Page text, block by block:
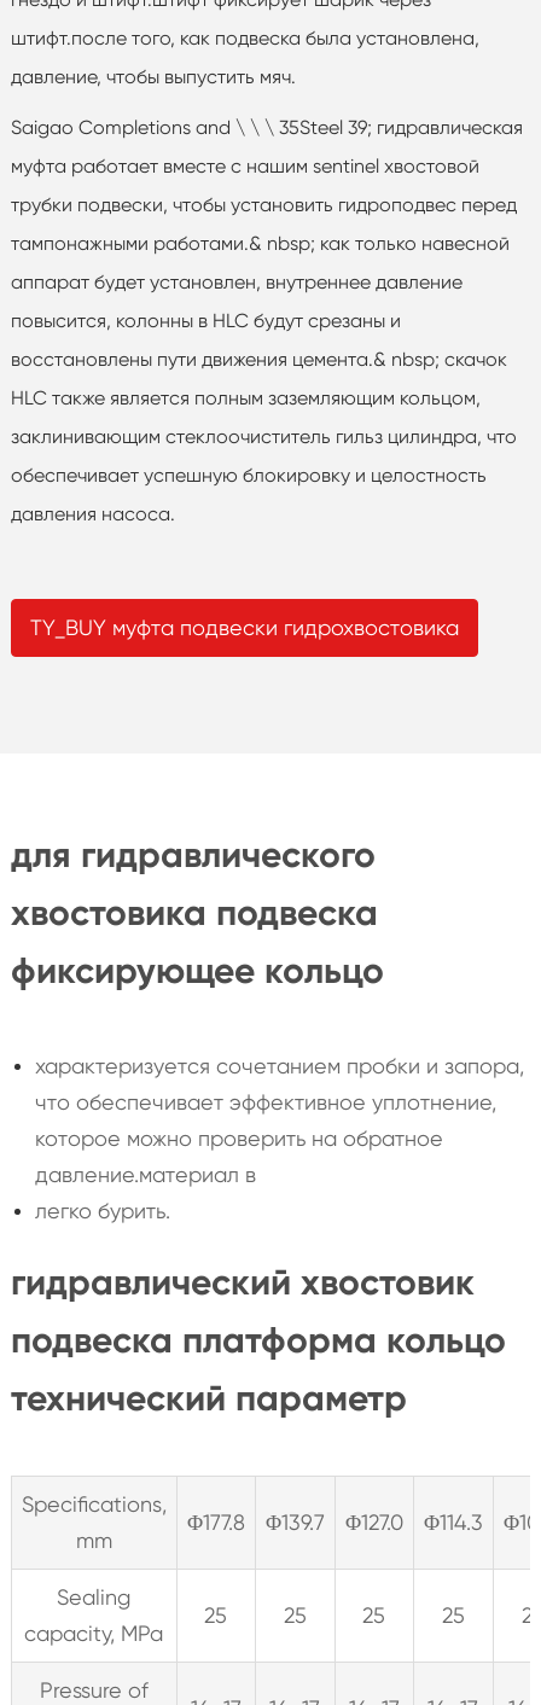
штифт.после того, как подвеска была установлена,
давление, чтобы выпустить мяч.
Saigao Completions and \ \ \ 35Steel 39; гидравлическая
муфта работает вместе с нашим sentinel хвостовой
трубки подвески, чтобы установить гидроподвес перед
тампонажными работами.& nbsp; как только навесной
аппарат будет установлен, внутреннее давление
повысится, колонны в HLC будут срезаны и
восстановлены пути движения цемента.& nbsp; скачок
HLC также является полным заземляющим кольцом,
заклинивающим стеклоочиститель гильз цилиндра, что
обеспечивает успешную блокировку и целостность
давления насоса.
TY_BUY муфта подвески гидрохвостовика
для гидравлического
хвостовика подвеска
фиксирующее кольцо
характеризуется сочетанием пробки и запора,
что обеспечивает эффективное уплотнение,
которое можно проверить на обратное
давление.материал в
легко бурить.
гидравлический хвостовик
подвеска платформа кольцо
технический параметр
Specifications,
mm
Φ177.8 Φ139.7 Φ127.0 Φ114.3
Sealing
capacity, MPa
25 25 25 25
Pressure of